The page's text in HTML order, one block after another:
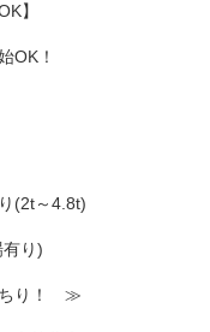
】
OK！
(2t～4.8t)
り)
ちり！ ≫